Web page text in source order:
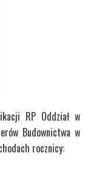
RP Oddział w
Budownictwa w
rocznicy: